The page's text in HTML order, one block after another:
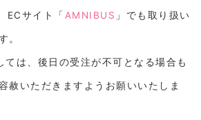
ECサイト「 AMNIBUS 」でも取り扱い
。
は、後日の受注が不可となる場合も
赦いただきますようお願いいたしま